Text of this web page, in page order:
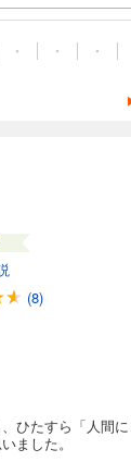
・ ・ ・
(8)
ひたすら「人間
ました。